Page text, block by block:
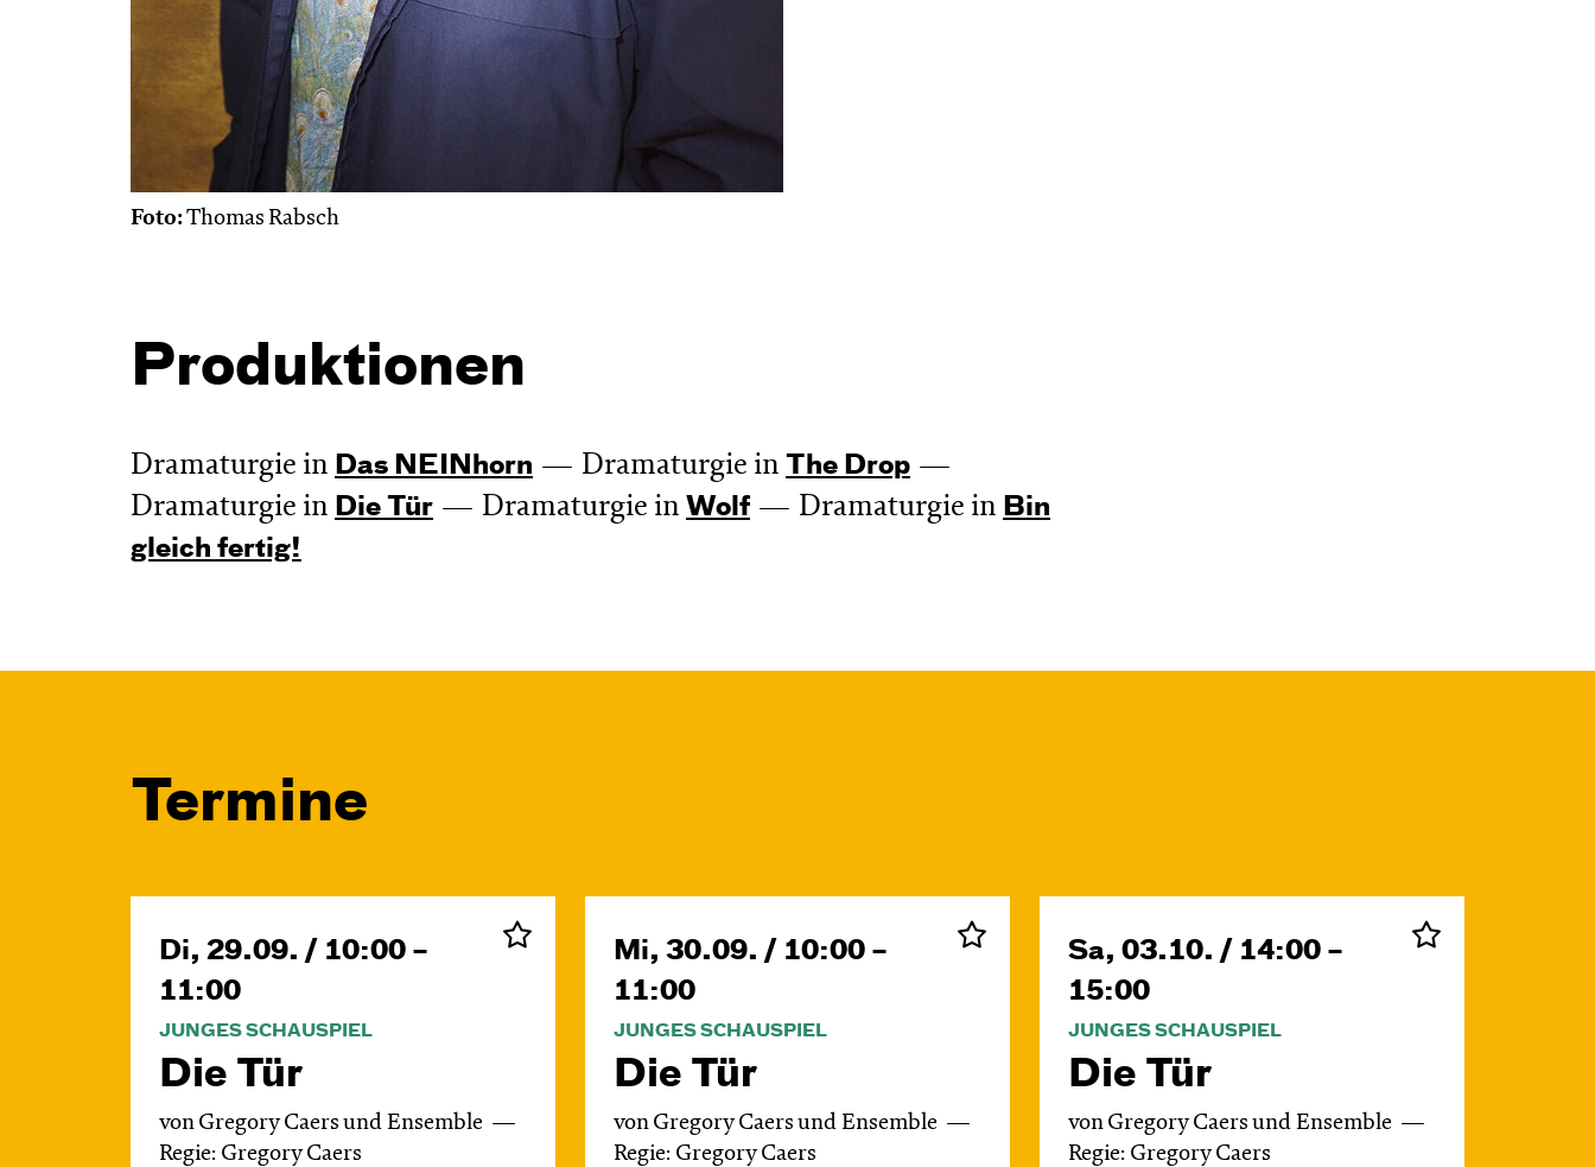
Foto:Thomas Rabsch
Produktionen
Dramaturgie in Das NEIN­horn Dramaturgie in The Drop
Dramaturgie in Die Tür Dramaturgie in Wolf Dramaturgie in Bin
gleich fertig!
Termine
Di, 29.09. / 10:00 –
11:00
JUNGES SCHAUSPIEL
Die Tür
von Gregory Caers und Ensemble
Regie: Gregory Caers
Mi, 30.09. / 10:00 –
11:00
JUNGES SCHAUSPIEL
Die Tür
von Gregory Caers und Ensemble
Regie: Gregory Caers
Sa, 03.10. / 14:00 –
15:00
JUNGES SCHAUSPIEL
Die Tür
von Gregory Caers und Ensemble
Regie: Gregory Caers